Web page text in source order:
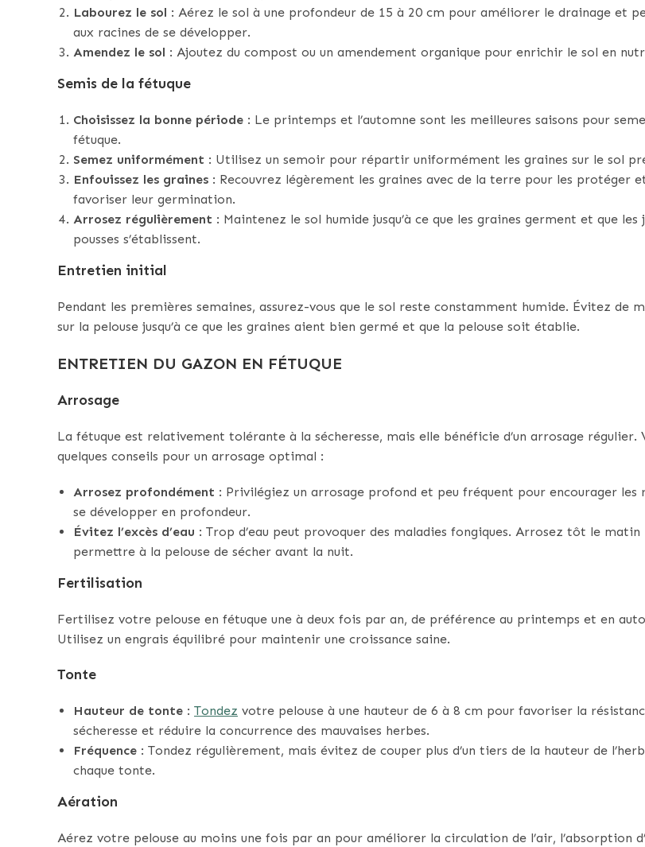
Labourez le sol : Aérez le sol à une profondeur de 15 à 20 cm pour améliorer le drainage et
aux racines de se développer.
Amendez le sol : Ajoutez du compost ou un amendement organique pour enrichir le sol en
Semis de la fétuque
Choisissez la bonne période : Le printemps et l’automne sont les meilleures saisons pour
fétuque.
Semez uniformément : Utilisez un semoir pour répartir uniformément les graines sur le sol
Enfouissez les graines : Recouvrez légèrement les graines avec de la terre pour les protéger
favoriser leur germination.
Arrosez régulièrement : Maintenez le sol humide jusqu’à ce que les graines germent et que les
pousses s’établissent.
Entretien initial
Pendant les premières semaines, assurez-vous que le sol reste constamment humide. Évitez de
sur la pelouse jusqu’à ce que les graines aient bien germé et que la pelouse soit établie.
ENTRETIEN DU GAZON EN FÉTUQUE
Arrosage
La fétuque est relativement tolérante à la sécheresse, mais elle bénéficie d’un arrosage régulier.
quelques conseils pour un arrosage optimal :
Arrosez profondément : Privilégiez un arrosage profond et peu fréquent pour encourager les
se développer en profondeur.
Évitez l’excès d’eau : Trop d’eau peut provoquer des maladies fongiques. Arrosez tôt le matin
permettre à la pelouse de sécher avant la nuit.
Fertilisation
Fertilisez votre pelouse en fétuque une à deux fois par an, de préférence au printemps et en
Utilisez un engrais équilibré pour maintenir une croissance saine.
Tonte
Hauteur de tonte : Tondez votre pelouse à une hauteur de 6 à 8 cm pour favoriser la
sécheresse et réduire la concurrence des mauvaises herbes.
Fréquence : Tondez régulièrement, mais évitez de couper plus d’un tiers de la hauteur de
chaque tonte.
Aération
Aérez votre pelouse au moins une fois par an pour améliorer la circulation de l’air, l’absorption